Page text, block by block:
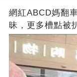
網紅ABCD媽翻
昧，更多槽點被